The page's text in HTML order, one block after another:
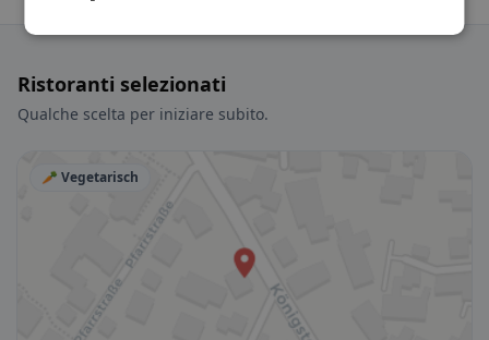
Ristoranti selezionati
Qualche scelta per iniziare subito.
🥕 Vegetarisch